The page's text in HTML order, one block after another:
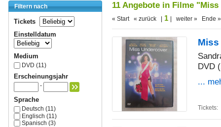
Filtern nach
Tickets
Einstelldatum
Medium
DVD (11)
Erscheinungsjahr
-
Sprache
Deutsch (11)
Englisch (11)
Spanisch (3)
11 Angebote in Filme
« Start « zurück | 1 | weiter » Ende »
DVD
...
Tickets: